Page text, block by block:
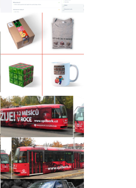
Dárkový set tvořivé
Křest tramvaje
ŠPILBERK ŽIJE! podle
našeho grafického
návrhu